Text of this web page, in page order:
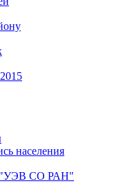
населения
"УЭВ СО РАН"